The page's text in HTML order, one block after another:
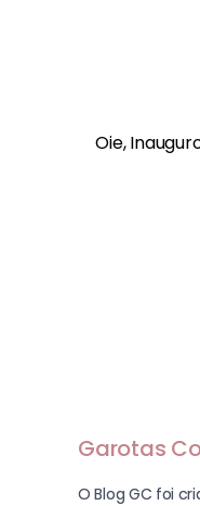
Oie,
Garotas
O Blog GC foi